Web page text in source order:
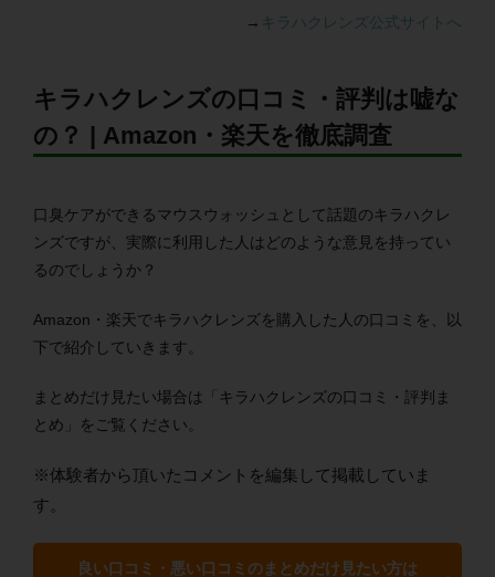
→ キラハクレンズ公式サイトへ
キラハクレンズの口コミ・評判は嘘な
の？ | Amazon・楽天を徹底調査
口臭ケアができるマウスウォッシュとして話題のキラハクレ
ンズですが、実際に利用した人はどのような意見を持ってい
るのでしょうか？
Amazon・楽天でキラハクレンズを購入した人の口コミを、以
下で紹介していきます。
まとめだけ見たい場合は「 キラハクレンズの口コミ・評判ま
とめ」をご覧ください。
※体験者から頂いたコメントを編集して掲載していま
す。
良い口コミ・悪い口コミのまとめだけ見たい方は